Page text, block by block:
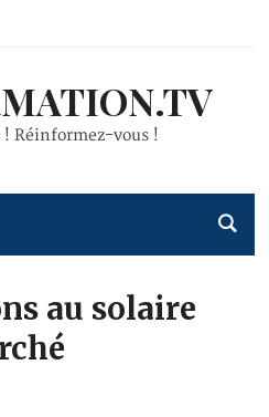
Réinformez-vous !
au solaire